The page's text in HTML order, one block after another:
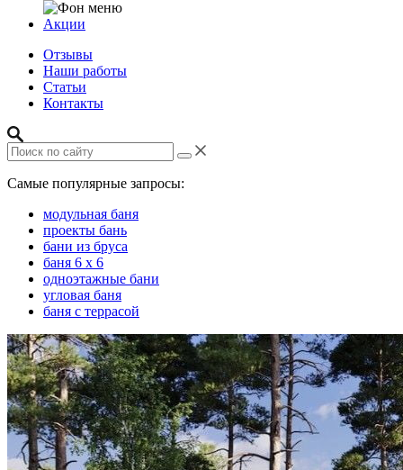
Акции
Отзывы
Наши работы
Статьи
Контакты
Самые популярные запросы:
модульная баня
проекты бань
бани из бруса
баня 6 х 6
одноэтажные бани
угловая баня
баня с террасой